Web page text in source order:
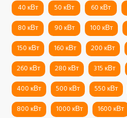
40 кВт
50 кВт 60 кВт
80 кВт
90 кВт 100 кВт
150 кВт
160 кВт 200 кВт
260 кВт
280 кВт 315 кВт
400 кВт
500 кВт 550 кВт
800 кВт
1000 кВт 1600 кВт